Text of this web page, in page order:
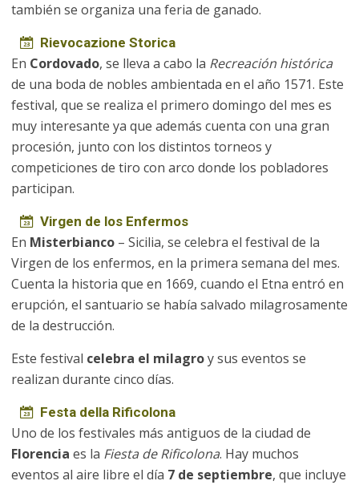
también se organiza una feria de ganado.
Rievocazione Storica
En Cordovado, se lleva a cabo la Recreación histórica
de una boda de nobles ambientada en el año 1571. Este
festival, que se realiza el primero domingo del mes es
muy interesante ya que además cuenta con una gran
procesión, junto con los distintos torneos y
competiciones de tiro con arco donde los pobladores
participan.
Virgen de los Enfermos
En Misterbianco – Sicilia, se celebra el festival de la
Virgen de los enfermos, en la primera semana del mes.
Cuenta la historia que en 1669, cuando el Etna entró en
erupción, el santuario se había salvado milagrosamente
de la destrucción.
Este festival celebra el milagroy sus eventos se
realizan durante cinco días.
Festa della Rificolona
Uno de los festivales más antiguos de la ciudad de
Florencia es la Fiesta de Rificolona. Hay muchos
eventos al aire libre el día 7 de septiembre, que incluye